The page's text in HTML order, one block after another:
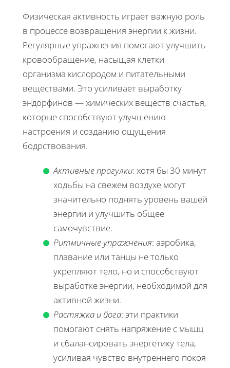
Физическая активность играет важную роль
в процессе возвращения энергии к жизни.
Регулярные упражнения помогают улучшить
кровообращение, насыщая клетки
организма кислородом и питательными
веществами. Это усиливает выработку
эндорфинов — химических веществ счастья,
которые способствуют улучшению
настроения и созданию ощущения
бодрствования.
Активные прогулки: хотя бы 30 минут
ходьбы на свежем воздухе могут
значительно поднять уровень вашей
энергии и улучшить общее
самочувствие.
Ритмичные упражнения: аэробика,
плавание или танцы не только
укрепляют тело, но и способствуют
выработке энергии, необходимой для
активной жизни.
Растяжка и йога: эти практики
помогают снять напряжение с мышц
и сбалансировать энергетику тела,
усиливая чувство внутреннего покоя